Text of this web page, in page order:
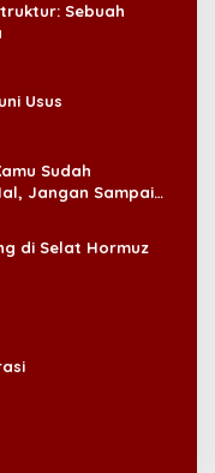
Sebuah
Usus
Sudah
Jangan Sampai
di Selat Hormuz